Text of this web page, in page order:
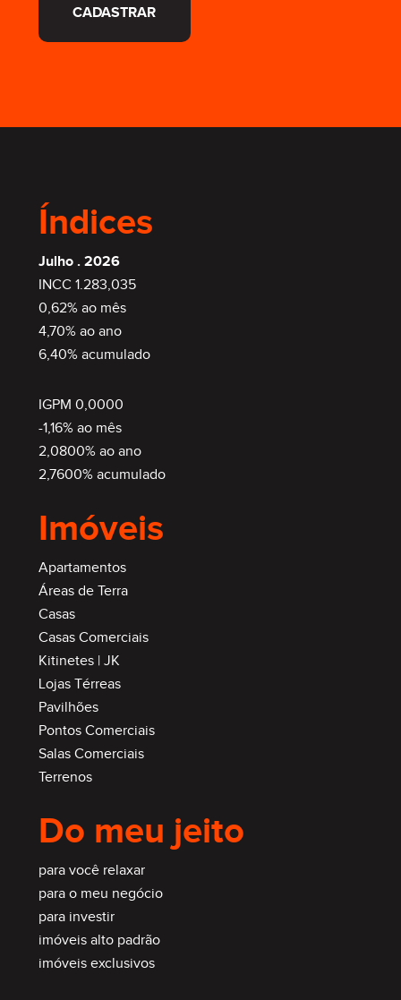
CADASTRAR
Índices
Julho . 2026
INCC 1.283,035
0,62% ao mês
4,70% ao ano
6,40% acumulado
IGPM 0,0000
-1,16% ao mês
2,0800% ao ano
2,7600% acumulado
Imóveis
Apartamentos
Áreas de Terra
Casas
Casas Comerciais
Kitinetes | JK
Lojas Térreas
Pavilhões
Pontos Comerciais
Salas Comerciais
Terrenos
Do meu jeito
para você relaxar
para o meu negócio
para investir
imóveis alto padrão
imóveis exclusivos